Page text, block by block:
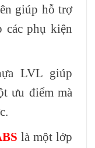
giúp hỗ trợ
các phụ kiện
LVL giúp
ưu điểm mà
là một lớp